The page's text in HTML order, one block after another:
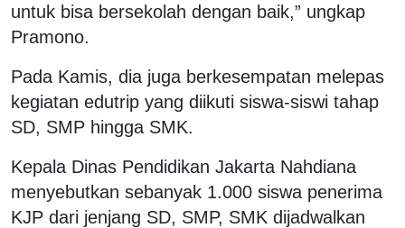
untuk bisa bersekolah dengan baik,” ungkap
Pramono.
Pada Kamis, dia juga berkesempatan melepas
kegiatan edutrip yang diikuti siswa-siswi tahap
SD, SMP hingga SMK.
Kepala Dinas Pendidikan Jakarta Nahdiana
menyebutkan sebanyak 1.000 siswa penerima
KJP dari jenjang SD, SMP, SMK dijadwalkan